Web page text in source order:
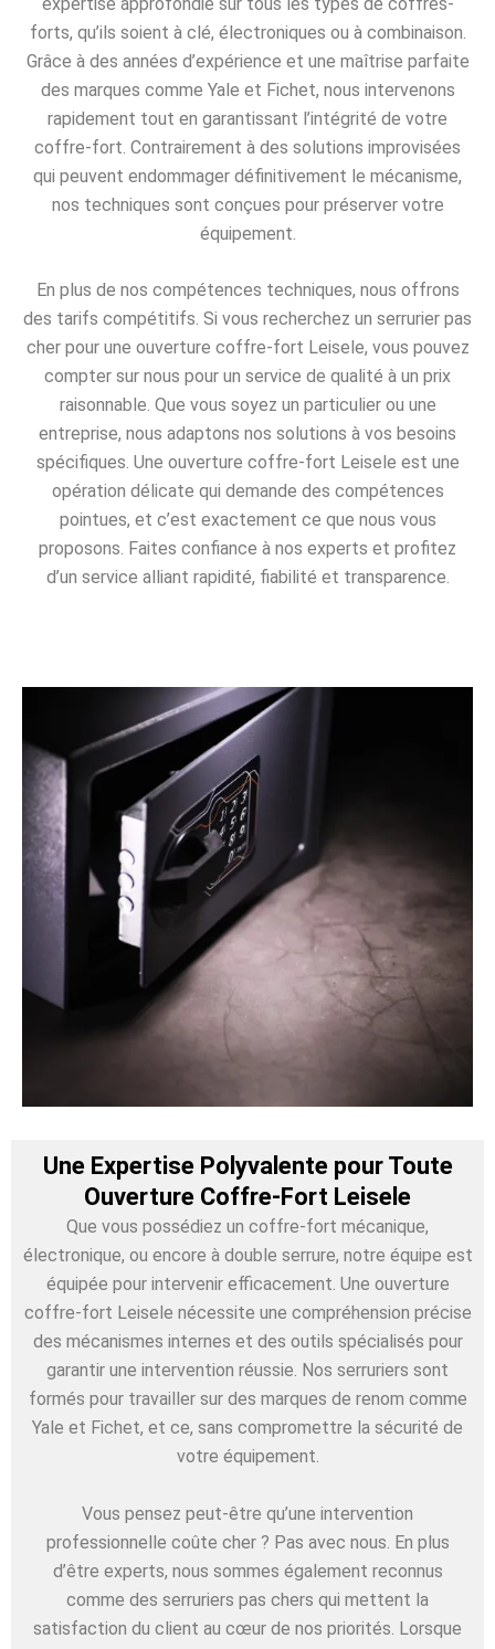
forts, qu’ils soient à clé, électroniques ou à combinaison.
Grâce à des années d’expérience et une maîtrise parfaite
des marques comme Yale et Fichet, nous intervenons
rapidement tout en garantissant l’intégrité de votre
coffre-fort. Contrairement à des solutions improvisées
qui peuvent endommager définitivement le mécanisme,
nos techniques sont conçues pour préserver votre
équipement.
En plus de nos compétences techniques, nous offrons
des tarifs compétitifs. Si vous recherchez un serrurier pas
cher pour une ouverture coffre-fort Leisele, vous pouvez
compter sur nous pour un service de qualité à un prix
raisonnable. Que vous soyez un particulier ou une
entreprise, nous adaptons nos solutions à vos besoins
spécifiques. Une ouverture coffre-fort Leisele est une
opération délicate qui demande des compétences
pointues, et c’est exactement ce que nous vous
proposons. Faites confiance à nos experts et profitez
d’un service alliant rapidité, fiabilité et transparence.
Une Expertise Polyvalente pour Toute
Ouverture Coffre-Fort Leisele
Que vous possédiez un coffre-fort mécanique,
électronique, ou encore à double serrure, notre équipe est
équipée pour intervenir efficacement. Une ouverture
coffre-fort Leisele nécessite une compréhension précise
des mécanismes internes et des outils spécialisés pour
garantir une intervention réussie. Nos serruriers sont
formés pour travailler sur des marques de renom comme
Yale et Fichet, et ce, sans compromettre la sécurité de
votre équipement.
Vous pensez peut-être qu’une intervention
professionnelle coûte cher ? Pas avec nous. En plus
d’être experts, nous sommes également reconnus
comme des serruriers pas chers qui mettent la
satisfaction du client au cœur de nos priorités. Lorsque